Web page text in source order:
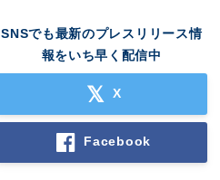
SNSでも最新のプレスリリース情
報をいち早く配信中
X
Facebook